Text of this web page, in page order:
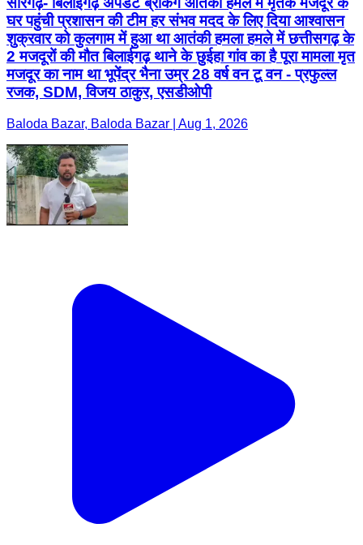
घर पहुंची प्रशासन की टीम हर संभव मदद के लिए दिया आश्वासन
शुक्रवार को कुलगाम में हुआ था आतंकी हमला हमले में छत्तीसगढ़ के
2 मजदूरों की मौत बिलाईगढ़ थाने के छुईहा गांव का है पूरा मामला मृत
मजदूर का नाम था भूपेंद्र भैना उम्र 28 वर्ष वन टू वन - प्रफुल्ल
रजक, SDM, विजय ठाकुर, एसडीओपी
Baloda Bazar, Baloda Bazar | Aug 1, 2026